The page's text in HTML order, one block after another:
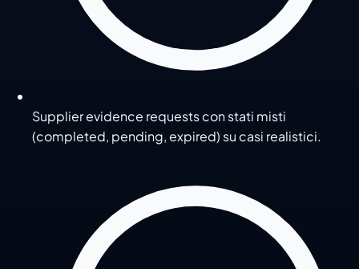
Supplier evidence requests con stati misti
(completed, pending, expired) su casi realistici.